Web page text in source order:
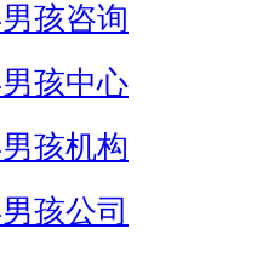
孩咨询
孩中心
孩机构
孩公司